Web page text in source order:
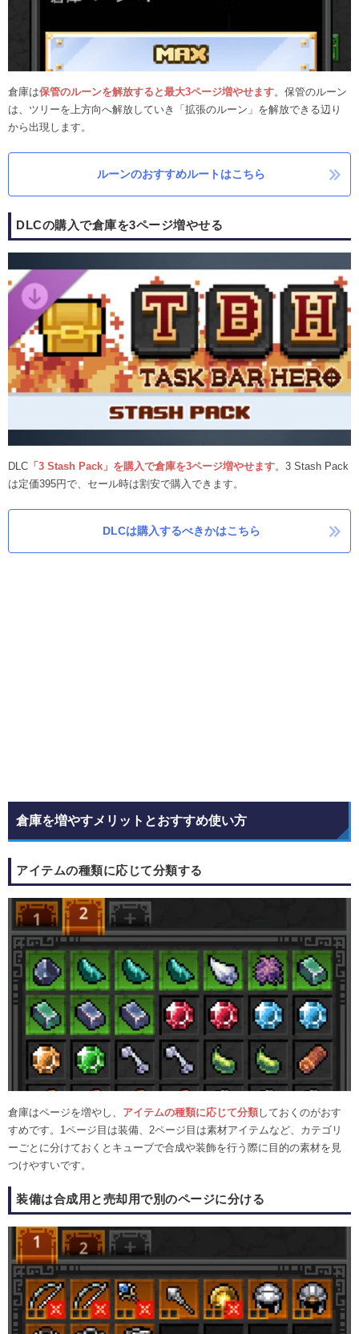
倉庫は保管のルーンを解放すると最大3ページ増やせます。保管のルーン
は、ツリーを上方向へ解放していき「拡張のルーン」を解放できる辺り
から出現します。
ルーンのおすすめルートはこちら
DLCの購入で倉庫を3ページ増やせる
DLC 「3 Stash Pack」を購入で倉庫を3ページ増やせます。3 Stash Pack
は定価395円で、セール時は割安で購入できます。
DLCは購入するべきかはこちら
倉庫を増やすメリットとおすすめ使い方
アイテムの種類に応じて分類する
倉庫はページを増やし、 アイテムの種類に応じて分類しておくのがおす
すめです。1ページ目は装備、2ページ目は素材アイテムなど、カテゴリ
ーごとに分けておくとキューブで合成や装飾を行う際に目的の素材を見
つけやすいです。
装備は合成用と売却用で別のページに分ける